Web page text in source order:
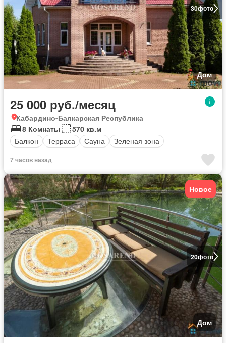
30фото
Дом
25 000 руб./месяц
Кабардино-Балкарская Республика
8 Комнаты
570 кв.м
Балкон
Терраса Сауна Зеленая зона
7 часов назад
20фото
Новое
Дом